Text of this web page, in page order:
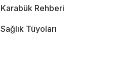
Karabük Rehberi
Sağlık Tüyoları